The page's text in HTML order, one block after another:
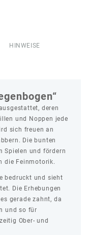
HINWEISE
deren
und Noppen jede
sich freuen an
Die bunten
Spielen und fördern
die Feinmotorik.
bedruckt und sieht
Die Erhebungen
gerade zahnt, da
und so für
Ober- und